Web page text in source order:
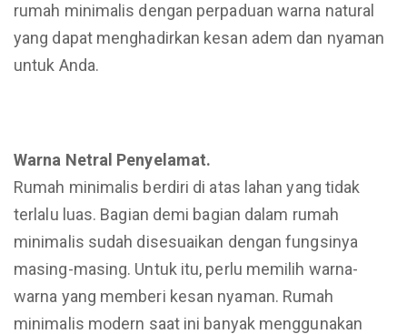
rumah minimalis dengan perpaduan warna natural
yang dapat menghadirkan kesan adem dan nyaman
untuk Anda.
Warna Netral Penyelamat.
Rumah minimalis berdiri di atas lahan yang tidak
terlalu luas. Bagian demi bagian dalam rumah
minimalis sudah disesuaikan dengan fungsinya
masing-masing. Untuk itu, perlu memilih warna-
warna yang memberi kesan nyaman. Rumah
minimalis modern saat ini banyak menggunakan